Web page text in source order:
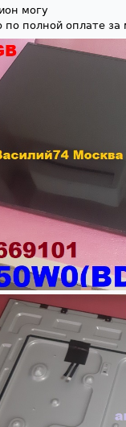
могу
по полной оплате за